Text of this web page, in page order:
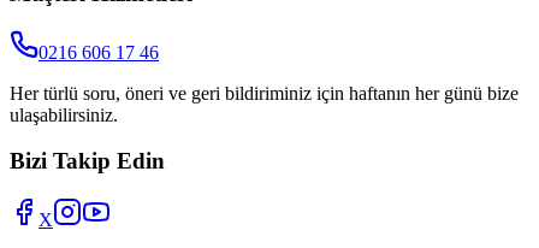
0216 606 17 46
Her türlü soru, öneri ve geri bildiriminiz için haftanın her günü bize
ulaşabilirsiniz.
Bizi Takip Edin
X